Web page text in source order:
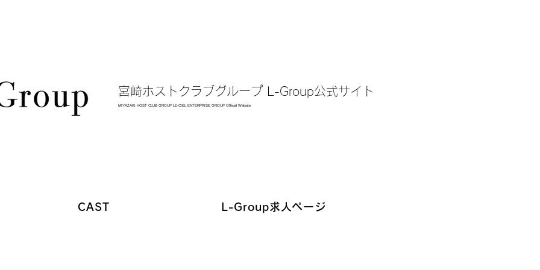
​宮崎ホストクラブグループ L-Group公式サイト
MIYAZAKI HOST CLUB GROUP LE-CIEL ENTERPRISE GROUP Official Website
CAST L-Group求人ページ